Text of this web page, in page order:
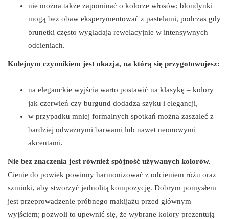
nie można także zapominać o kolorze włosów; blondynki
mogą bez obaw eksperymentować z pastelami, podczas gdy
brunetki często wyglądają rewelacyjnie w intensywnych
odcieniach.
Kolejnym czynnikiem jest okazja, na którą się przygotowujesz:
na eleganckie wyjścia warto postawić na klasykę – kolory
jak czerwień czy burgund dodadzą szyku i elegancji,
w przypadku mniej formalnych spotkań można zaszaleć z
bardziej odważnymi barwami lub nawet neonowymi
akcentami.
Nie bez znaczenia jest również spójność używanych kolorów.
Cienie do powiek powinny harmonizować z odcieniem różu oraz
szminki, aby stworzyć jednolitą kompozycję. Dobrym pomysłem
jest przeprowadzenie próbnego makijażu przed głównym
wyjściem; pozwoli to upewnić się, że wybrane kolory prezentują